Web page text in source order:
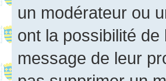
un modérateur ou
ont la possibilité de
message de leur